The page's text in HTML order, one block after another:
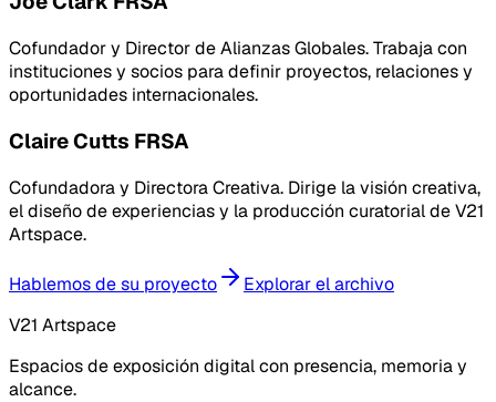
Cofundador y Director de Alianzas Globales. Trabaja con
instituciones y socios para definir proyectos, relaciones y
oportunidades internacionales.
Claire Cutts FRSA
Cofundadora y Directora Creativa. Dirige la visión creativa,
el diseño de experiencias y la producción curatorial de V21
Artspace.
Hablemos de su proyecto
Explorar el archivo
V21 Artspace
Espacios de exposición digital con presencia, memoria y
alcance.